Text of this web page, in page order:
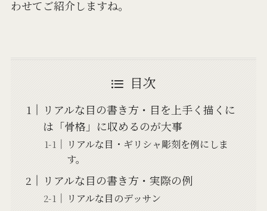
わせてご紹介しますね。
目次
リアルな目の書き方・目を上手く描くに
は「骨格」に収めるのが大事
リアルな目・ギリシャ彫刻を例にしま
す。
リアルな目の書き方・実際の例
リアルな目のデッサン